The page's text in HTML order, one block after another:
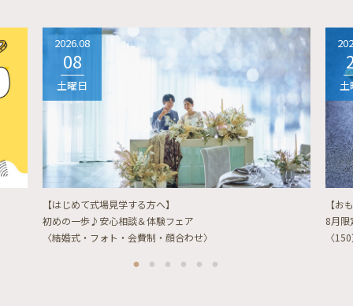
2026.08
08
土曜日
【はじめて式場見学する方へ】
初めの一歩♪安心相談＆体験フェア
〈結婚式・フォト・会費制・顔合わせ〉
土
【お
8月限
〈